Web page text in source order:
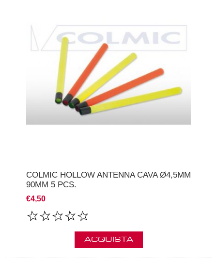
COLMIC HOLLOW ANTENNA CAVA Ø4,5MM
90MM 5 PCS.
€4,50
ACQUISTA